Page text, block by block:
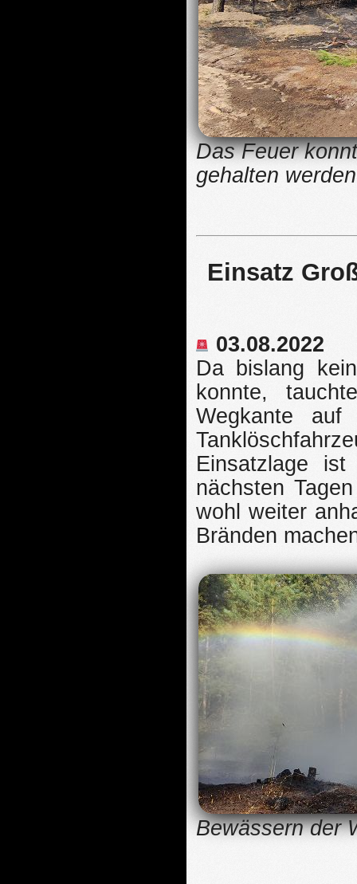
Das Feuer
gehalten werden
Einsatz
03.08.2022
Da bislang
konnte,
Wegkante
Einsatzlage
nächsten
wohl weiter
Bränden
Bewässern der